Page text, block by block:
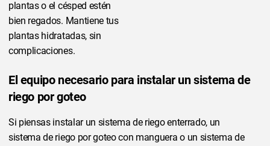
plantas o el césped estén
bien regados. Mantiene tus
plantas hidratadas, sin
complicaciones.
El equipo necesario para instalar un sistema de
riego por goteo
Si piensas instalar un sistema de riego enterrado, un
sistema de riego por goteo con manguera o un sistema de